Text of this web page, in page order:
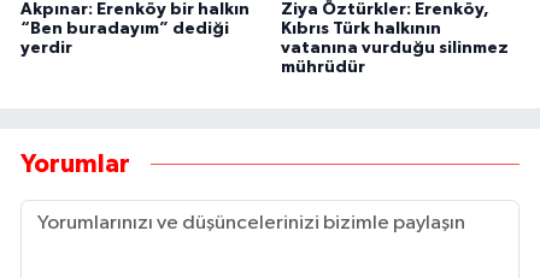
Akpınar: Erenköy bir halkın
“Ben buradayım” dediği
yerdir
Ziya Öztürkler: Erenköy,
Kıbrıs Türk halkının
vatanına vurduğu silinmez
mührüdür
Yorumlar